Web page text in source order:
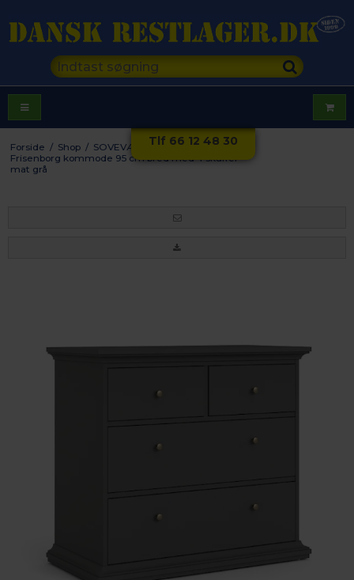
Tlf 66 12 48 30
Forside / Shop / SOVEVÆRELSE / Kommoder
Frisenborg kommode 95 cm bred med 4 skuffer -
mat grå